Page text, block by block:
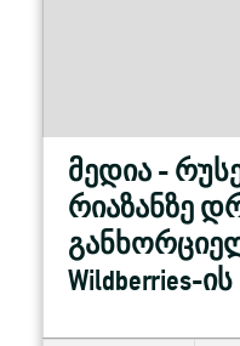
მედია -
რიაზანზე
Wildberries-